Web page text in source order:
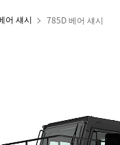
어 섀시 785D 베어 섀시